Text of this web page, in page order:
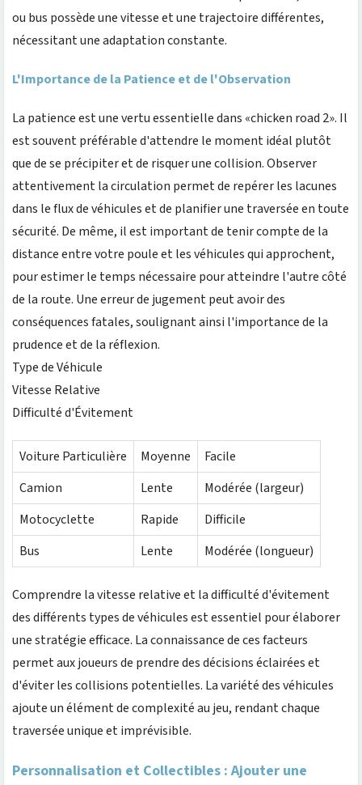
ou bus possède une vitesse et une trajectoire différentes,
nécessitant une adaptation constante.
L'Importance de la Patience et de l'Observation
La patience est une vertu essentielle dans «chicken road 2». Il
est souvent préférable d'attendre le moment idéal plutôt
que de se précipiter et de risquer une collision. Observer
attentivement la circulation permet de repérer les lacunes
dans le flux de véhicules et de planifier une traversée en toute
sécurité. De même, il est important de tenir compte de la
distance entre votre poule et les véhicules qui approchent,
pour estimer le temps nécessaire pour atteindre l'autre côté
de la route. Une erreur de jugement peut avoir des
conséquences fatales, soulignant ainsi l'importance de la
prudence et de la réflexion.
Type de Véhicule
Vitesse Relative
Difficulté d'Évitement
Voiture Particulière Moyenne
Facile
Camion
Lente
Modérée (largeur)
Motocyclette
Rapide
Difficile
Bus
Lente Modérée (longueur)
Comprendre la vitesse relative et la difficulté d'évitement
des différents types de véhicules est essentiel pour élaborer
une stratégie efficace. La connaissance de ces facteurs
permet aux joueurs de prendre des décisions éclairées et
d'éviter les collisions potentielles. La variété des véhicules
ajoute un élément de complexité au jeu, rendant chaque
traversée unique et imprévisible.
Personnalisation et Collectibles : Ajouter une